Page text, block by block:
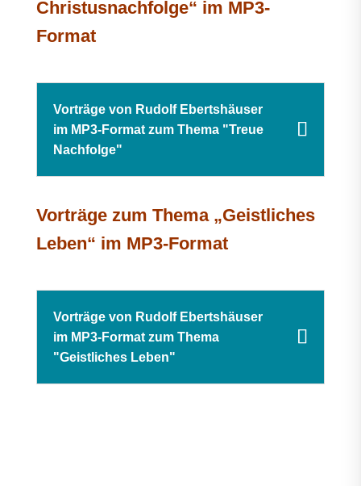
Christusnachfolge“ im MP3-
Format
Vorträge von Rudolf Ebertshäuser
im MP3-Format zum Thema "Treue
Nachfolge"
Vorträge zum Thema „Geistliches
Leben“ im MP3-Format
Vorträge von Rudolf Ebertshäuser
im MP3-Format zum Thema
"Geistliches Leben"